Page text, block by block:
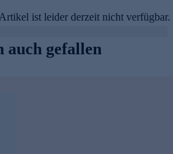
ist leider derzeit nicht verfügbar.
auch gefallen